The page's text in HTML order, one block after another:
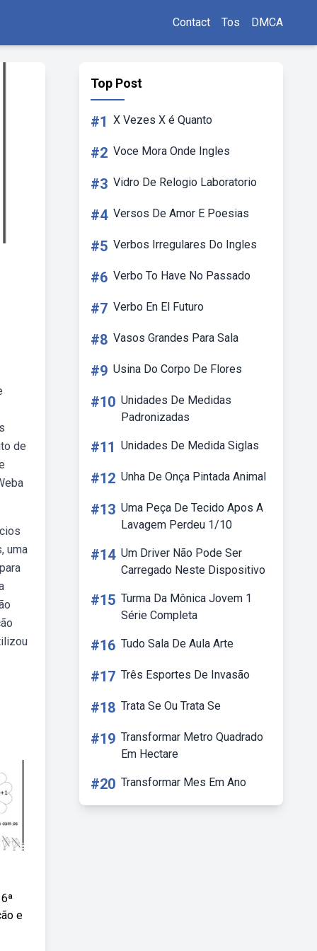
Contact Tos DMCA
de
uma
e
Top Post
#1 X Vezes X é Quanto
#2 Voce Mora Onde Ingles
#3 Vidro De Relogio Laboratorio
#4 Versos De Amor E Poesias
#5 Verbos Irregulares Do Ingles
#6 Verbo To Have No Passado
#7 Verbo En El Futuro
#8 Vasos Grandes Para Sala
#9 Usina Do Corpo De Flores
#10 Unidades De Medidas
Padronizadas
#11 Unidades De Medida Siglas
#12 Unha De Onça Pintada Animal
#13 Uma Peça De Tecido Apos A
Lavagem Perdeu 1/10
#14 Um Driver Não Pode Ser
Carregado Neste Dispositivo
#15 Turma Da Mônica Jovem 1
Série Completa
#16 Tudo Sala De Aula Arte
#17 Três Esportes De Invasão
#18 Trata Se Ou Trata Se
#19 Transformar Metro Quadrado
Em Hectare
#20 Transformar Mes Em Ano